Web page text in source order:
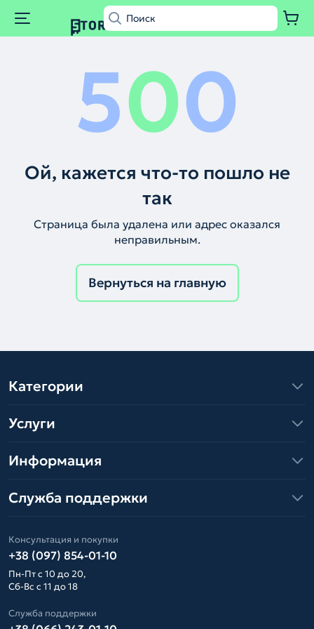
500
Ой, кажется что-то пошло не
так
Страница была удалена или адрес оказался
неправильным.
Вернуться на главную
Категории
Услуги
Информация
Служба поддержки
Консультация и покупки
+38 (097) 854-01-10
Пн-Пт с 10 до 20,
Сб-Вс с 11 до 18
Служба поддержки